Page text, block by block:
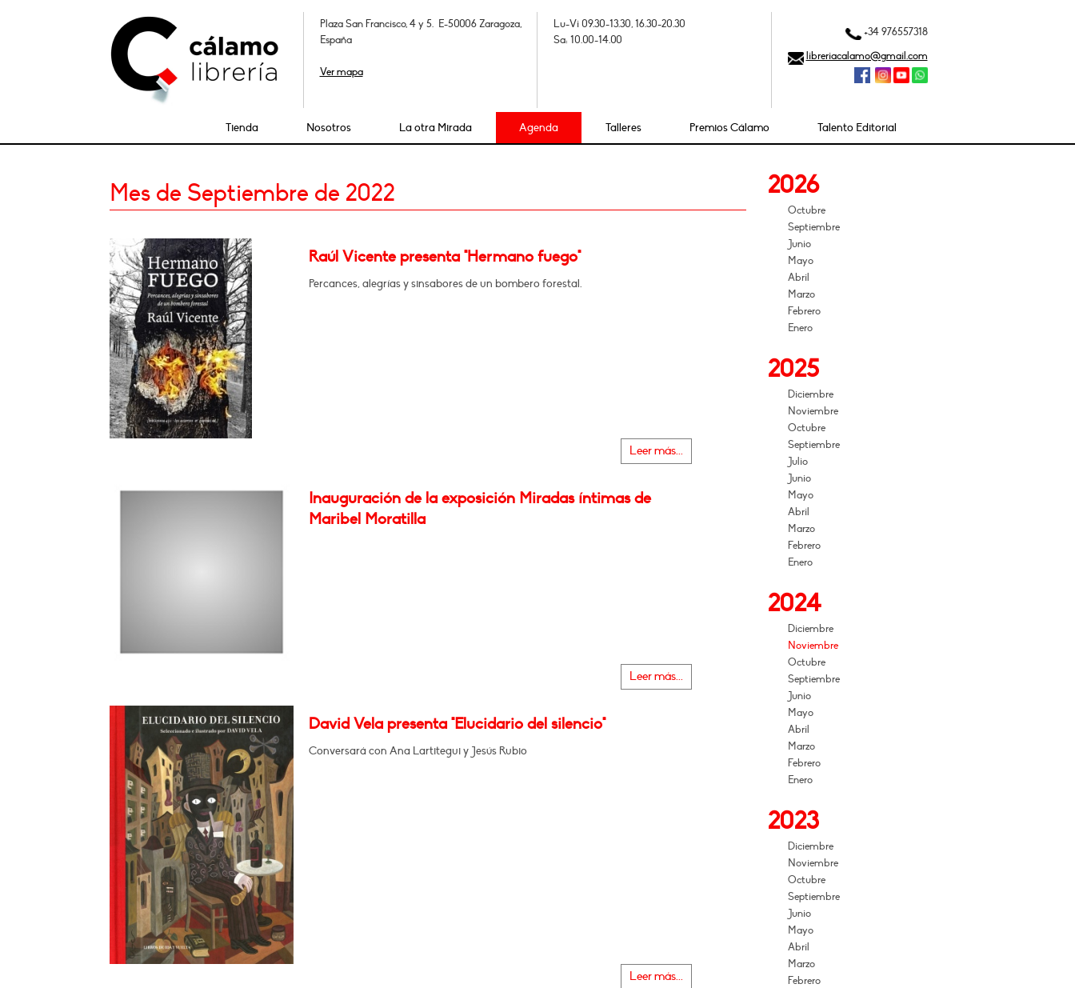
Plaza San Francisco, 4 y 5. E-50006 Zaragoza,
España
Ver mapa
Lu-Vi 09.30-13.30, 16.30-20.30
Sa: 10.00-14.00
+34 976557318
libreriacalamo@gmail.com
Tienda Nosotros La otra Mirada Agenda Talleres Premios Cálamo Talento Editorial
Mes de Septiembre de 2022
Raúl Vicente presenta "Hermano fuego"
Percances, alegrías y sinsabores de un bombero forestal.
Leer más...
Inauguración de la exposición Miradas íntimas de
Maribel Moratilla
Leer más...
David Vela presenta "Elucidario del silencio"
Conversará con Ana Lartitegui y Jesús Rubio
Leer más...
2026
Octubre
Septiembre
Junio
Mayo
Abril
Marzo
Febrero
Enero
2025
Diciembre
Noviembre
Octubre
Septiembre
Julio
Junio
Mayo
Abril
Marzo
Febrero
Enero
2024
Diciembre
Noviembre
Octubre
Septiembre
Junio
Mayo
Abril
Marzo
Febrero
Enero
2023
Diciembre
Noviembre
Octubre
Septiembre
Junio
Mayo
Abril
Marzo
Febrero